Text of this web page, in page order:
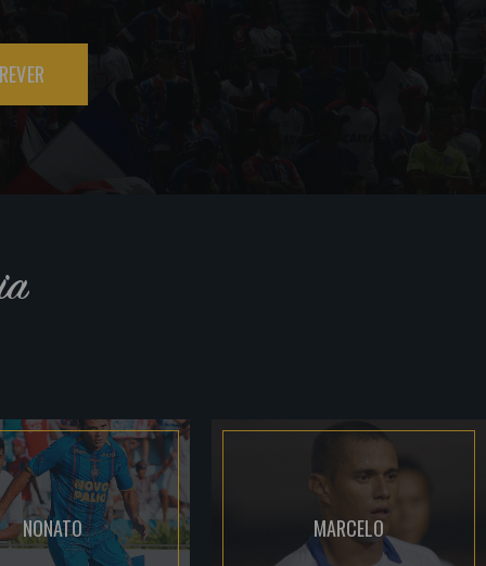
NONATO MARCELO